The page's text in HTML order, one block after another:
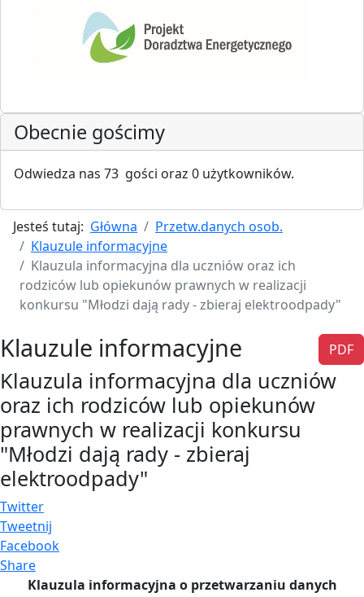
Obecnie gościmy
Odwiedza nas 73 gości oraz 0 użytkowników.
Jesteś tutaj: Główna
Przetw.danych osob.
Klauzule informacyjne
Klauzula informacyjna dla uczniów oraz ich
rodziców lub opiekunów prawnych w realizacji
konkursu "Młodzi dają rady - zbieraj elektroodpady"
PDF
Klauzule informacyjne
Klauzula informacyjna dla uczniów
oraz ich rodziców lub opiekunów
prawnych w realizacji konkursu
"Młodzi dają rady - zbieraj
elektroodpady"
Twitter
Tweetnij
Facebook
Share
Klauzula informacyjna o przetwarzaniu danych